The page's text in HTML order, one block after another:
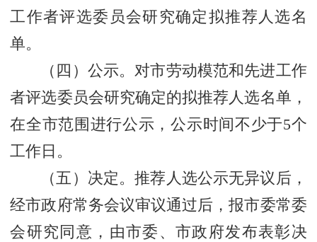
工作者评选委员会研究确定拟推荐人选名
单。
（四）公示。对市劳动模范和先进工作
者评选委员会研究确定的拟推荐人选名单，
在全市范围进行公示，公示时间不少于5个
工作日。
（五）决定。推荐人选公示无异议后，
经市政府常务会议审议通过后，报市委常委
会研究同意，由市委、市政府发布表彰决